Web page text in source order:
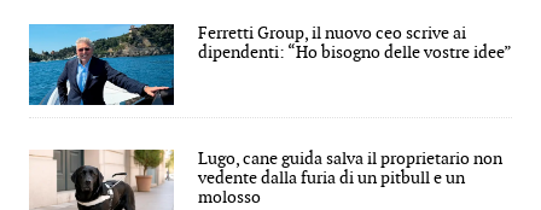
Ferretti Group, il nuovo ceo scrive ai
dipendenti: “Ho bisogno delle vostre idee”
Lugo, cane guida salva il proprietario non
vedente dalla furia di un pitbull e un
molosso